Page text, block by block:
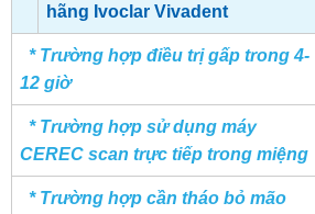
hãng Ivoclar Vivadent
* Trường hợp điều trị gấp trong 4-
12 giờ
* Trường hợp sử dụng máy
CEREC scan trực tiếp trong miệng
*Trường hợp cần tháo bỏ mão